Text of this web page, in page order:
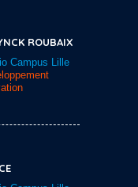
ROUBAIX
Campus Lille